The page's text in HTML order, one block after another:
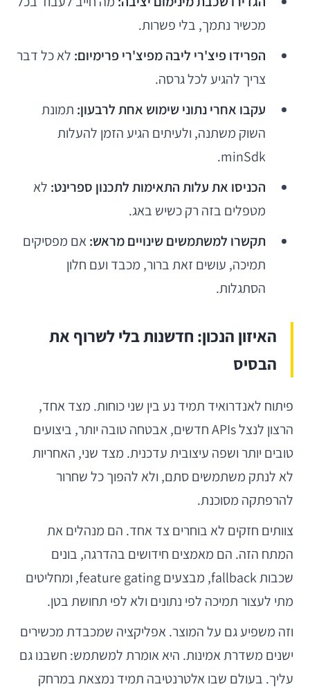
מכשיר נתמך, בלי פשרות.
הפרידו פיצ'רי ליבה מפיצ'רי פרימיום: לא כל דבר
צריך להגיע לכל גרסה.
עקבו אחרי נתוני שימוש אחת לרבעון: תמונת
השוק משתנה, ולעיתים הגיע הזמן להעלות
minSdk.
הכניסו את עלות התאימות לתכנון ספרינט: לא
מטפלים בזה רק כשיש באג.
תקשרו למשתמשים שינויים מראש:אם מפסיקים
תמיכה, עושים זאת ברור, מכבד ועם חלון
הסתגלות.
האיזון הנכון: חדשנות בלי לשרוף את
הבסיס
פיתוח לאנדרואיד תמיד נע בין שני כוחות. מצד אחד,
הרצון לנצל APIs חדשים, אבטחה טובה יותר, ביצועים
טובים יותר ושפה עיצובית עדכנית. מצד שני, האחריות
לא לנתק משתמשים סתם, ולא להפוך כל שחרור
להרפתקה מסוכנת.
צוותים חזקים לא בוחרים צד אחד. הם מנהלים את
המתח הזה. הם מאמצים חידושים בהדרגה, בונים
שכבות fallback, מבצעים feature gating, ומחליטים
מתי לעצור תמיכה לפי נתונים ולא לפי תחושת בטן.
וזה משפיע גם על המוצר. אפליקציה שמכבדת מכשירים
ישנים משדרת אמינות. היא אומרת למשתמש: חשבנו גם
עליך. בעולם שבו אלטרנטיבה תמיד נמצאת במרחק